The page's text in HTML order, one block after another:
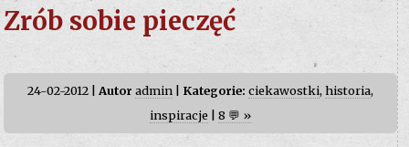
Zrób sobie pieczęć
24-02-2012 |Autor admin Kategorie: ciekawostki,historia,
inspiracje |8 💬 »